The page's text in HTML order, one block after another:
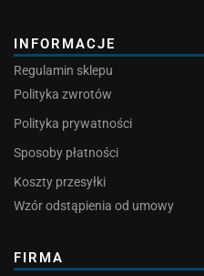
INFORMACJE
Regulamin sklepu
Polityka zwrotów
Polityka prywatności
Sposoby płatności
Koszty przesyłki
Wzór odstąpienia od umowy
FIRMA